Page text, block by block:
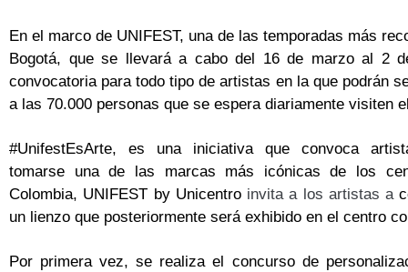
En el marco de UNIFEST, una de las temporadas más
Bogotá, que se llevará a cabo del 16 de marzo al 2
convocatoria para todo tipo de artistas en la que podrán
a las 70.000 personas que se espera diariamente visiten
#UnifestEsArte, es una iniciativa que convoca
tomarse una de las marcas más icónicas de los
Colombia, UNIFEST by Unicentro invita a los artistas a
un lienzo que posteriormente será exhibido en el centro
Por primera vez, se realiza el concurso de